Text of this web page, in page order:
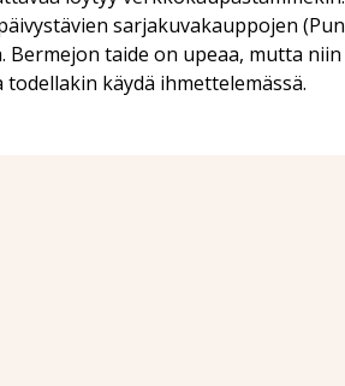
sarjakuvakauppojen
Bermejon taide on upeaa, mutta
käydä ihmettelemässä.